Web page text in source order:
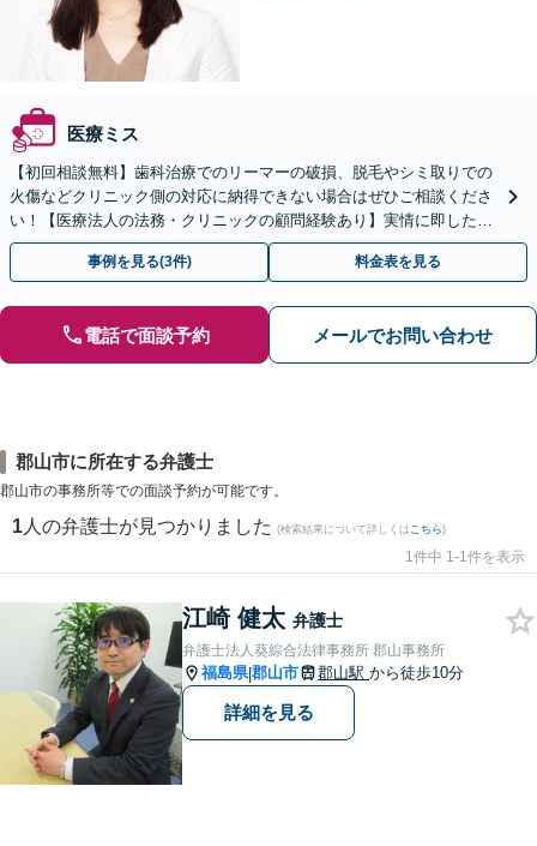
医療ミス
【初回相談無料】歯科治療でのリーマーの破損、脱毛やシミ取りでの
火傷などクリニック側の対応に納得できない場合はぜひご相談くださ
い！【医療法人の法務・クリニックの顧問経験あり】実情に即したア
ドバイスで、納得のできるトラブルの解決を目指します。
事例を見る(3件) 料金表を見る
電話で面談予約 メールでお問い合わせ
郡山市に所在する弁護士
郡山市の事務所等での面談予約が可能です。
1 人の弁護士が見つかりました (検索結果について詳しくは こちら)
1件中 1-1件を表示
江崎 健太 弁護士
弁護士法人葵綜合法律事務所 郡山事務所
福島県|郡山市 郡山駅 から徒歩10分
詳細を見る